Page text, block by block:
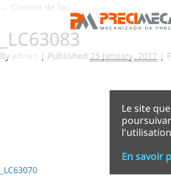
← Chemin de fer
_LC63083
By admin | Published 25 January, 2017 |
_LC63070
Le site
En savoir